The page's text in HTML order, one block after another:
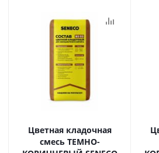
Цветная кладочная
смесь ТЕМНО-